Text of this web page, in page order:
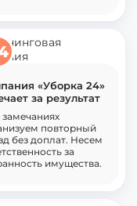
«Уборка 24»
за результат
повторный
без доплат. Несем
за
имущества.